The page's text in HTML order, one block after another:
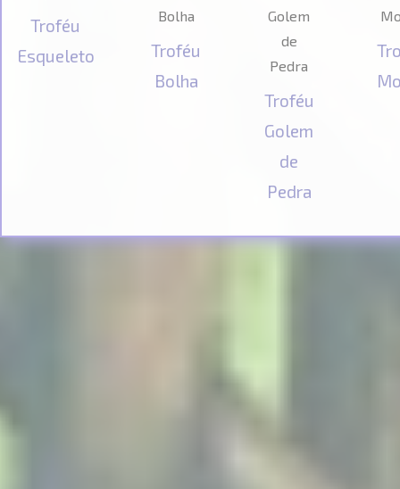
Troféu
Esqueleto
Troféu
Bolha
Troféu
Golem
de
Pedra